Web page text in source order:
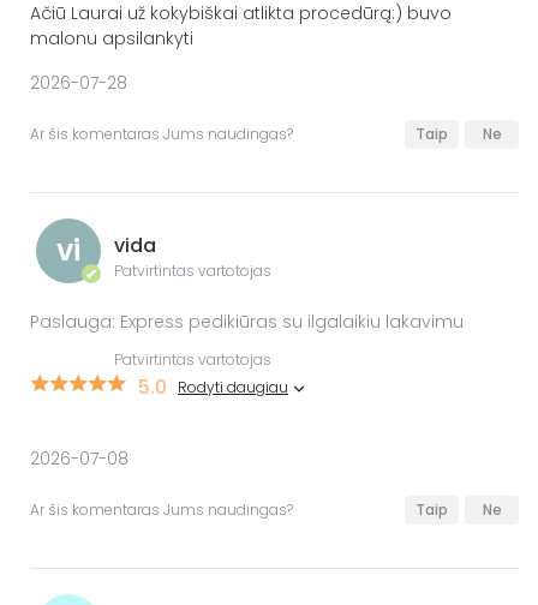
Ačiū Laurai už kokybiškai atlikta procedūrą:) buvo
malonu apsilankyti
2026-07-28
Ar šis komentaras Jums naudingas? Taip Ne
vi
✔
vida
Patvirtintas vartotojas
Paslauga: Express pedikiūras su ilgalaikiu lakavimu
Patvirtintas vartotojas
5.0 Rodyti daugiau
2026-07-08
Ar šis komentaras Jums naudingas? Taip Ne